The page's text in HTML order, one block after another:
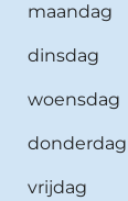
maandag
dinsdag
woensdag
donderdag
vrijdag